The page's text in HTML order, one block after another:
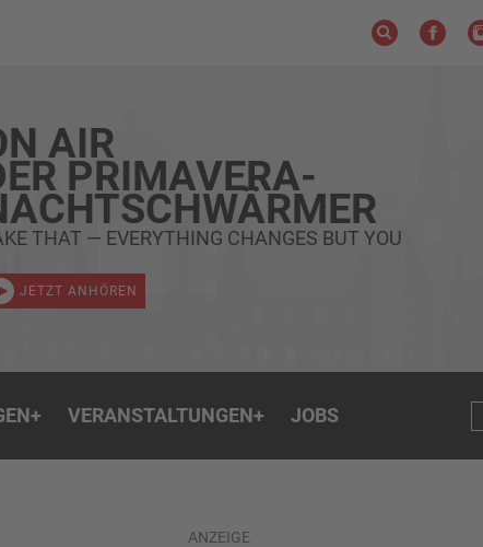
AIR
PRIMAVERA-
THAT — EVERYTHING CHANGES BUT YOU
JETZT ANHÖREN
+ VERANSTALTUNGEN+ JOBS
ANZEIGE